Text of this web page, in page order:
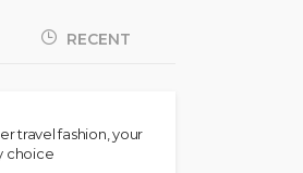
RECENT
travel fashion, your
choice